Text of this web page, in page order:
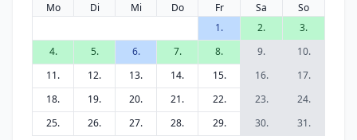
Mo Di Mi Do Fr Sa
So
1.
2.
3.
4.
5. 6. 7. 8. 9.
10.
11.
12. 13. 14. 15. 16.
17.
18.
19. 20. 21. 22. 23.
24.
25.
26. 27. 28. 29. 30. 31.